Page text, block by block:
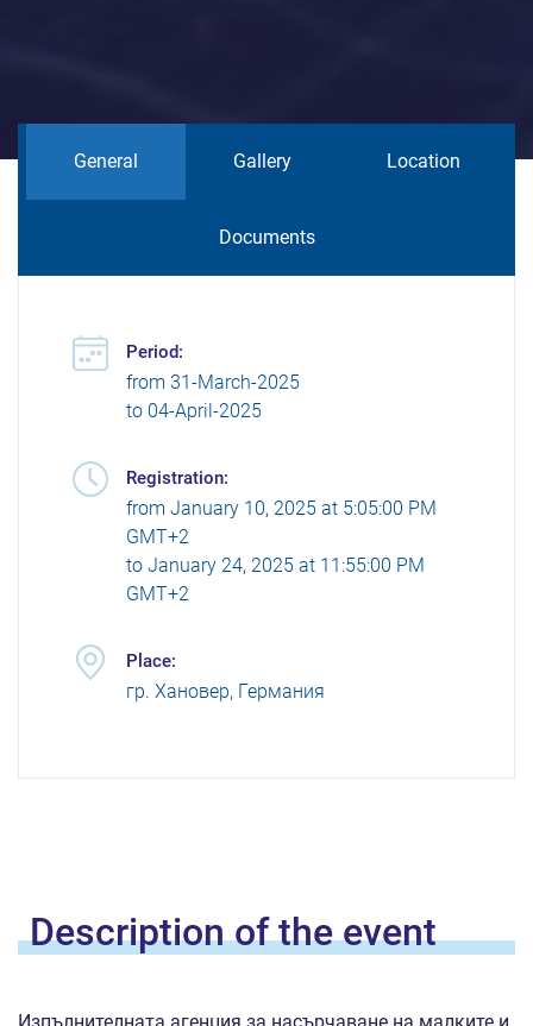
General Gallery Location
Documents
Period:
from 31-March-2025
to 04-April-2025
Registration:
from January 10, 2025 at 5:05:00 PM
GMT+2
to January 24, 2025 at 11:55:00 PM
GMT+2
Place:
гр. Хановер, Германия
Description of theevent
Изпълнителната агенция за насърчаване на малките и